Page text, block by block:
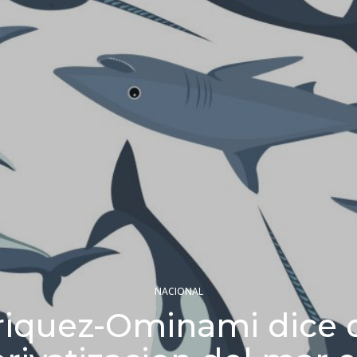
NACIONAL
Ominami dice